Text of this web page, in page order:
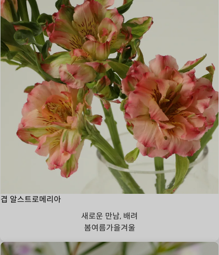
겹 알스트로메리아
새로운 만남, 배려
봄여름가을겨울